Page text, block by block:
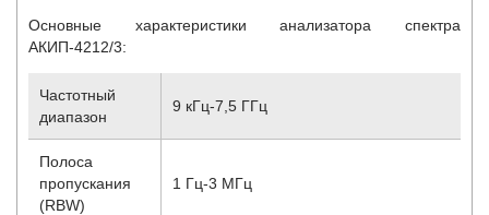
Основные характеристики анализатора спектра
АКИП-4212/3:
Частотный
диапазон
9 кГц-7,5 ГГц
Полоса
пропускания
(RBW)
1 Гц-3 МГц